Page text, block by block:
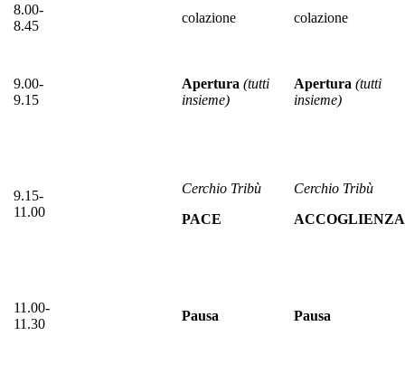
8.00-
8.45
colazione colazione
9.00-
9.15
Apertura (tutti
insieme)
Apertura (tutti
insieme)
9.15-
11.00
Cerchio Tribù
PACE
Cerchio Tribù
ACCOGLIENZA
11.00-
11.30
Pausa Pausa